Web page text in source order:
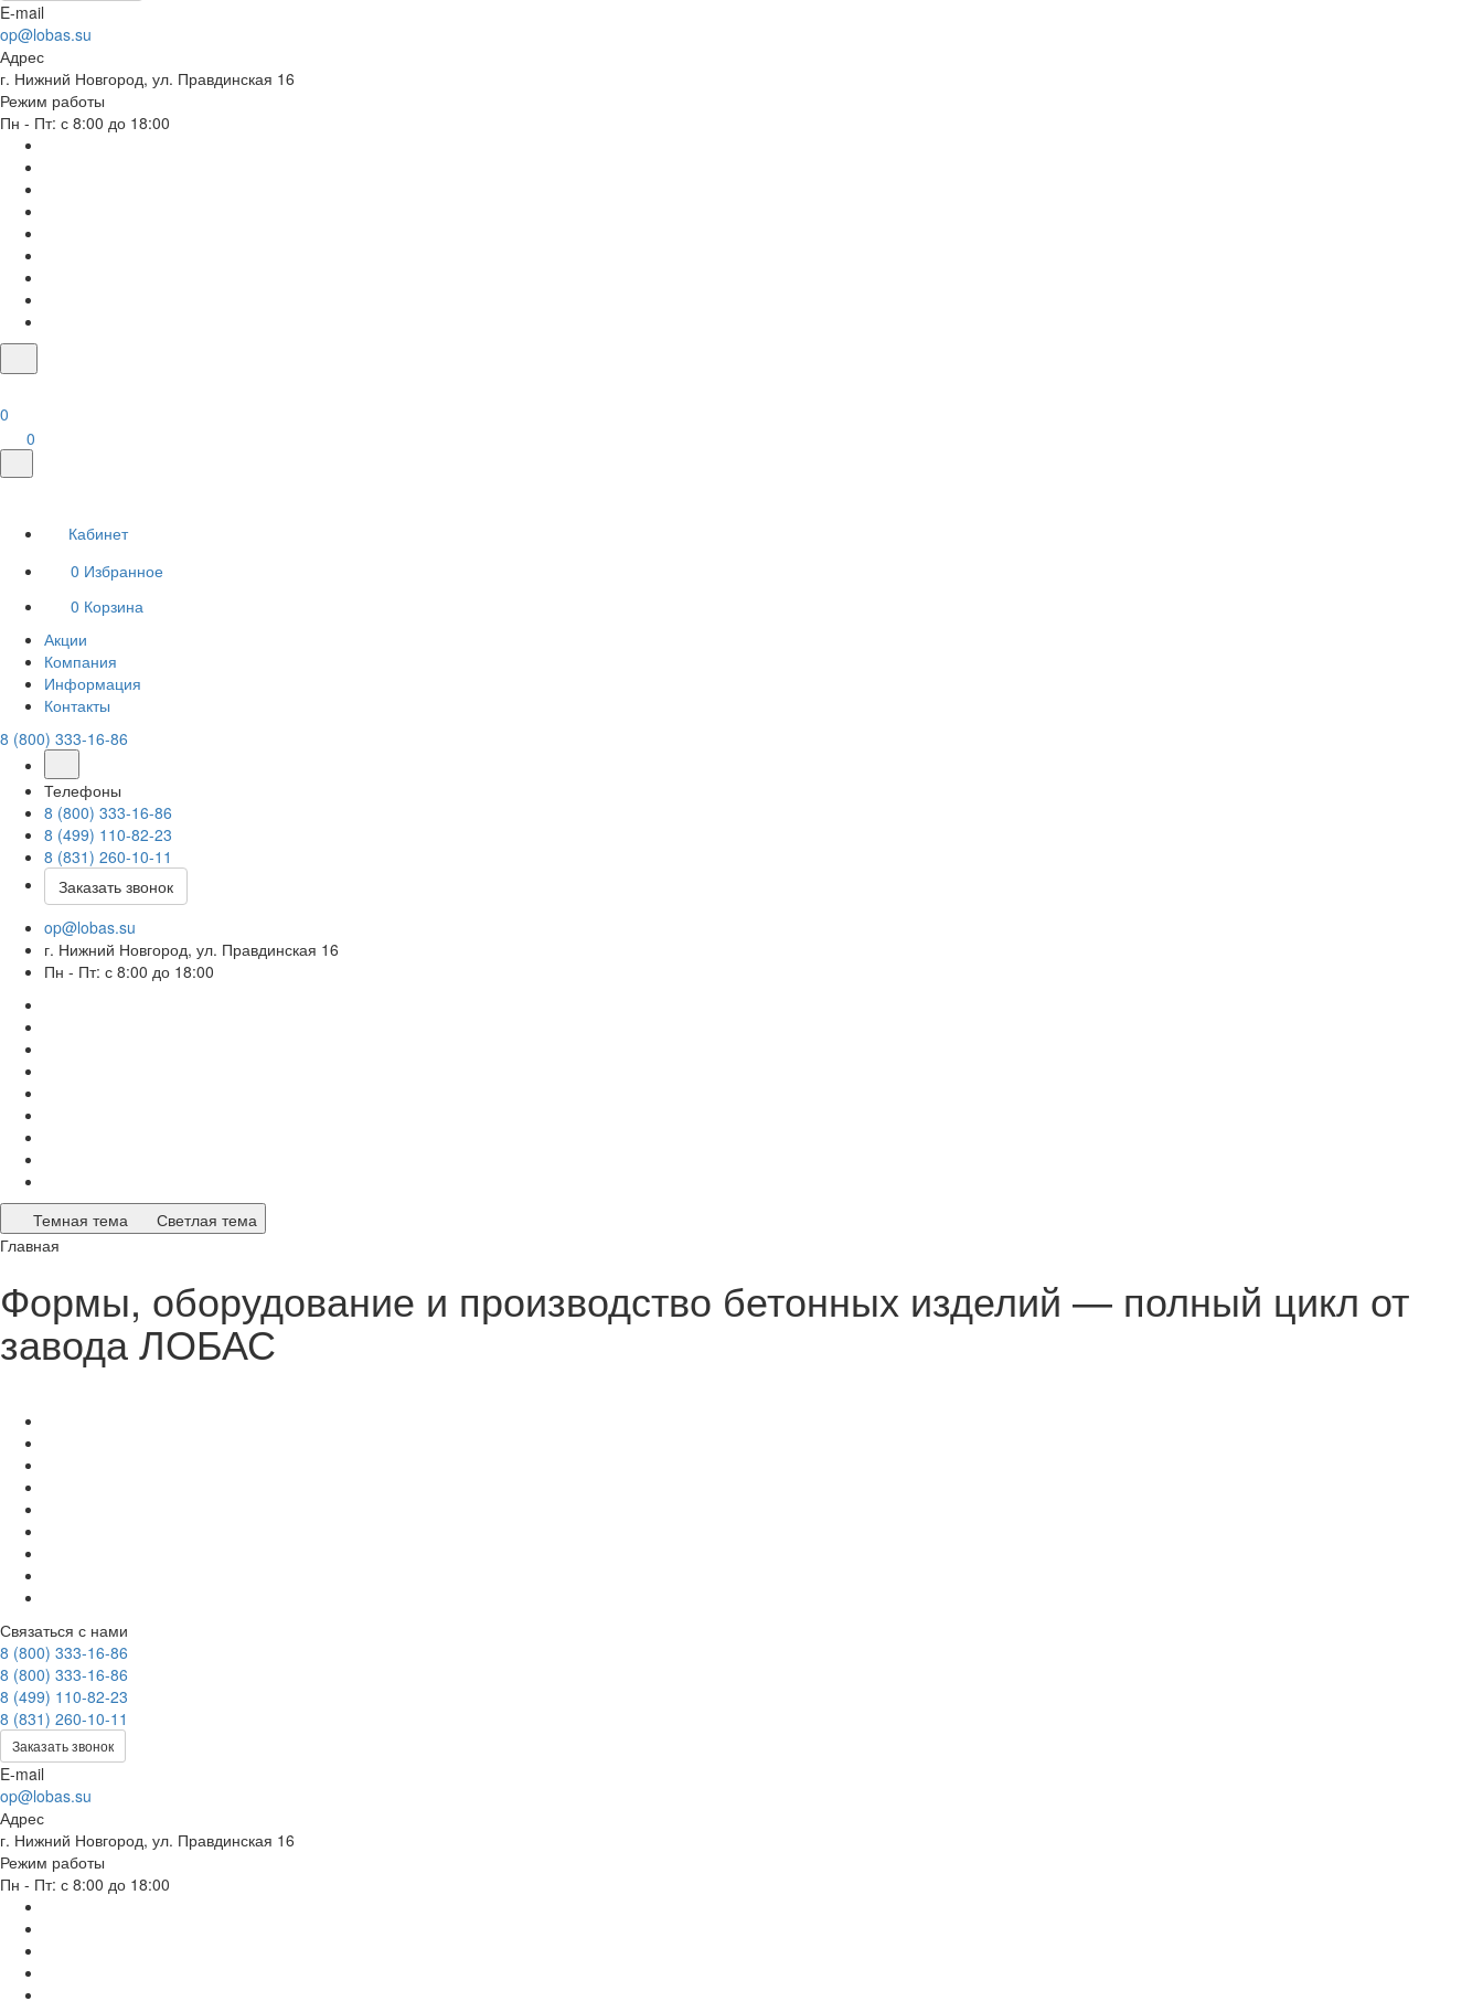
E-mail
op@lobas.su
Адрес
г. Нижний Новгород, ул. Правдинская 16
Режим работы
Пн - Пт: с 8:00 до 18:00
0
0
Кабинет
0 Избранное
0 Корзина
Акции
Компания
Информация
Контакты
8 (800) 333-16-86
Телефоны
8 (800) 333-16-86
8 (499) 110-82-23
8 (831) 260-10-11
Заказать звонок
op@lobas.su
г. Нижний Новгород, ул. Правдинская 16
Пн - Пт: с 8:00 до 18:00
Темная тема
Светлая тема
Главная
Формы, оборудование и производство бетонных изделий — полный цикл от
завода ЛОБАС
Связаться с нами
8 (800) 333-16-86
8 (800) 333-16-86
8 (499) 110-82-23
8 (831) 260-10-11
Заказать звонок
E-mail
op@lobas.su
Адрес
г. Нижний Новгород, ул. Правдинская 16
Режим работы
Пн - Пт: с 8:00 до 18:00